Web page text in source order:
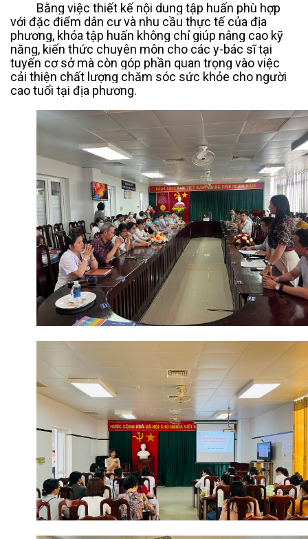
Bằng việc thiết kế nội dung tập huấn phù hợp
với đặc điểm dân cư và nhu cầu thực tế của địa
phương, khóa tập huấn không chỉ giúp nâng cao kỹ
năng, kiến thức chuyên môn cho các y-bác sĩ tại
tuyến cơ sở mà còn góp phần quan trọng vào việc
cải thiện chất lượng chăm sóc sức khỏe cho người
cao tuổi tại địa phương.